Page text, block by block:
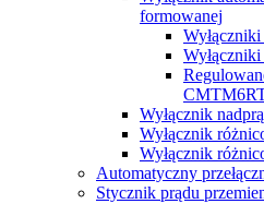
formowanej
Wyłącznik
Wyłącznik
Wyłącznik
Automatyczny
Stycznik prądu